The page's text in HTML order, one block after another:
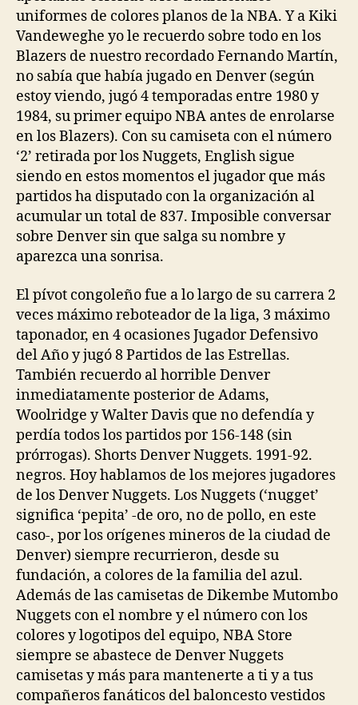
uniformes de colores planos de la NBA. Y a Kiki
Vandeweghe yo le recuerdo sobre todo en los
Blazers de nuestro recordado Fernando Martín,
no sabía que había jugado en Denver (según
estoy viendo, jugó 4 temporadas entre 1980 y
1984, su primer equipo NBA antes de enrolarse
en los Blazers). Con su camiseta con el número
‘2’ retirada por los Nuggets, English sigue
siendo en estos momentos el jugador que más
partidos ha disputado con la organización al
acumular un total de 837. Imposible conversar
sobre Denver sin que salga su nombre y
aparezca una sonrisa.
El pívot congoleño fue a lo largo de su carrera 2
veces máximo reboteador de la liga, 3 máximo
taponador, en 4 ocasiones Jugador Defensivo
del Año y jugó 8 Partidos de las Estrellas.
También recuerdo al horrible Denver
inmediatamente posterior de Adams,
Woolridge y Walter Davis que no defendía y
perdía todos los partidos por 156-148 (sin
prórrogas). Shorts Denver Nuggets. 1991-92.
negros. Hoy hablamos de los mejores jugadores
de los Denver Nuggets. Los Nuggets (‘nugget’
significa ‘pepita’ -de oro, no de pollo, en este
caso-, por los orígenes mineros de la ciudad de
Denver) siempre recurrieron, desde su
fundación, a colores de la familia del azul.
Además de las camisetas de Dikembe Mutombo
Nuggets con el nombre y el número con los
colores y logotipos del equipo, NBA Store
siempre se abastece de Denver Nuggets
camisetas y más para mantenerte a ti y a tus
compañeros fanáticos del baloncesto vestidos